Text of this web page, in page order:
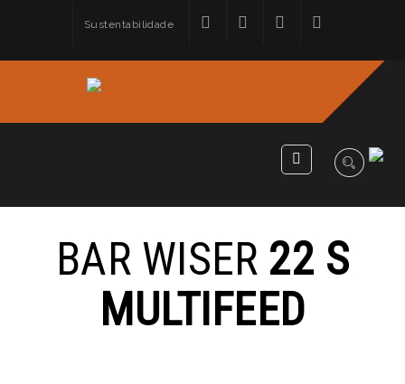
Sustentabilidade
BAR WISER 22 S
MULTIFEED